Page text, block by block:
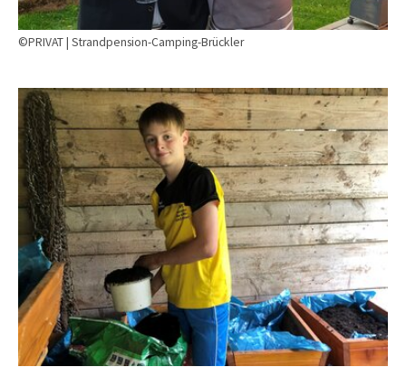
©PRIVAT | Strandpension-Camping-Brückler
Show larger version